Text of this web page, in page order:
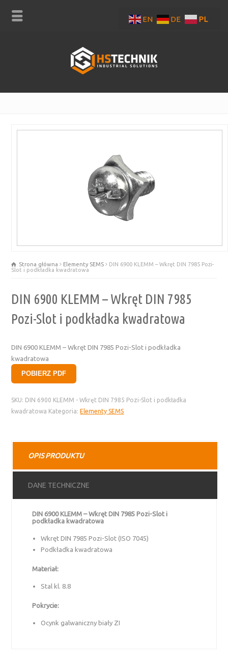
Strona główna Elementy SEMS
DIN 6900 KLEMM – Wkręt DIN 7985 Pozi-
Slot i podkładka kwadratowa
DIN 6900 KLEMM – Wkręt DIN 7985
Pozi-Slot i podkładka kwadratowa
DIN 6900 KLEMM – Wkręt DIN 7985 Pozi-Slot i podkładka
kwadratowa
POBIERZ PDF
SKU: DIN 6900 KLEMM - Wkręt DIN 7985 Pozi-Slot i podkładka
kwadratowa Kategoria:Elementy SEMS
OPIS PRODUKTU
DANE TECHNICZNE
DIN 6900 KLEMM – Wkręt DIN 7985 Pozi-Slot i
podkładka kwadratowa
Wkręt DIN 7985 Pozi-Slot (ISO 7045)
Podkładka kwadratowa
Materiał:
Stal kl. 8.8
Pokrycie:
Ocynk galwaniczny biały ZI
EN DE PL